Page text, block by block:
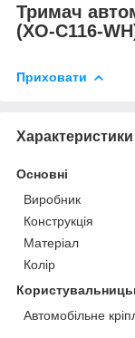
Тримач
(XO-C116-
Приховати
Характеристики
Основні
Виробник
Конструкція
Матеріал
Колір
Автомобільне